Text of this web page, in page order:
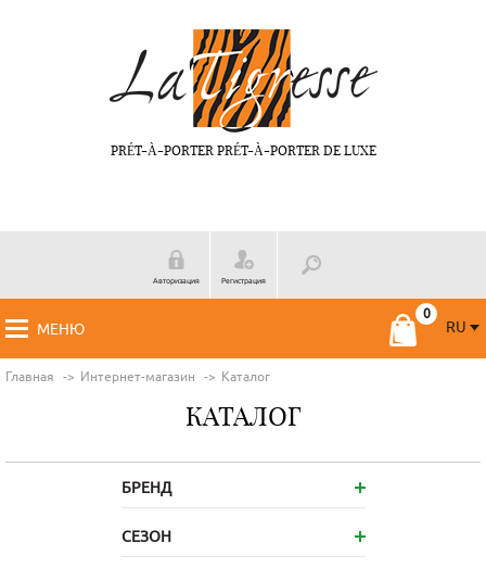
PRÉT-À-PORTER PRÉT-À-PORTER DE LUXE
Авторизация Регистрация
МЕНЮ
RU
Главная Интернет-магазин Каталог
КАТАЛОГ
БРЕНД
СЕЗОН